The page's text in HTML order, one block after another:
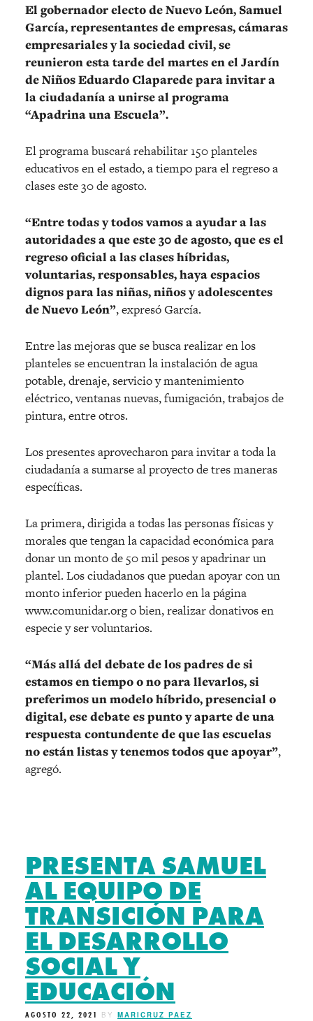
El gobernador electo de Nuevo León, Samuel
García, representantes de empresas, cámaras
empresariales y la sociedad civil, se
reunieron esta tarde del martes en el Jardín
de Niños Eduardo Claparede para invitar a
la ciudadanía a unirse al programa
“Apadrina una Escuela”.
El programa buscará rehabilitar 150 planteles
educativos en el estado, a tiempo para el regreso a
clases este 30 de agosto.
“Entre todas y todos vamos a ayudar a las
autoridades a que este 30 de agosto, que es el
regreso oficial a las clases híbridas,
voluntarias, responsables, haya espacios
dignos para las niñas, niños y adolescentes
de Nuevo León”, expresó García.
Entre las mejoras que se busca realizar en los
planteles se encuentran la instalación de agua
potable, drenaje, servicio y mantenimiento
eléctrico, ventanas nuevas, fumigación, trabajos de
pintura, entre otros.
Los presentes aprovecharon para invitar a toda la
ciudadanía a sumarse al proyecto de tres maneras
específicas.
La primera, dirigida a todas las personas físicas y
morales que tengan la capacidad económica para
donar un monto de 50 mil pesos y apadrinar un
plantel. Los ciudadanos que puedan apoyar con un
monto inferior pueden hacerlo en la página
www.comunidar.org o bien, realizar donativos en
especie y ser voluntarios.
“Más allá del debate de los padres de si
estamos en tiempo o no para llevarlos, si
preferimos un modelo híbrido, presencial o
digital, ese debate es punto y aparte de una
respuesta contundente de que las escuelas
no están listas y tenemos todos que apoyar”,
agregó.
PRESENTA SAMUEL
AL EQUIPO DE
TRANSICIÓN PARA
EL DESARROLLO
SOCIAL Y
EDUCACIÓN
AGOSTO 22, 2021 BY MARICRUZ PAEZ